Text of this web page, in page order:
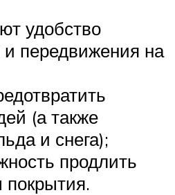
удобство
передвижения на
(а также
и снега);
продлить
покрытия.